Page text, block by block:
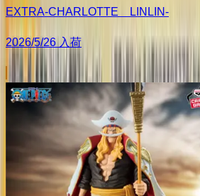
EXTRA-CHARLOTTE LINLIN-
2026/5/26 入荷